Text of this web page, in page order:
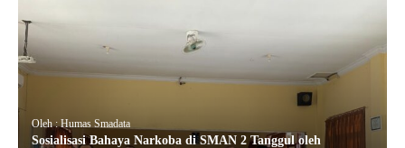
Oleh : Humas Smadata
Sosialisasi Bahaya Narkoba di SMAN 2 Tanggul oleh